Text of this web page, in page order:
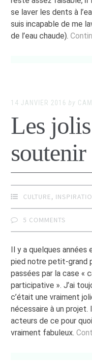
se laver les dents à
suis incapable de me
de l’eau chaude).
14 JANVIER 2016 by
Les
CULTURE,
5 COMMENTS
Il y a quelques
pied notre petit-grand
passées par la case «
participative ». J’ai
c’était une vraiment
nécessaire à un
acteurs de ce pour
vraiment fabuleux.